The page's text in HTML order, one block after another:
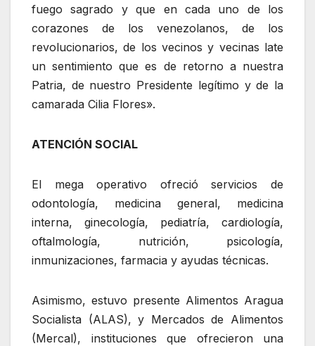
fuego sagrado y que en cada uno de los
corazones de los venezolanos, de los
revolucionarios, de los vecinos y vecinas late
un sentimiento que es de retorno a nuestra
Patria, de nuestro Presidente legítimo y de la
camarada Cilia Flores».
ATENCIÓN SOCIAL
El mega operativo ofreció servicios de
odontología, medicina general, medicina
interna, ginecología, pediatría, cardiología,
oftalmología, nutrición, psicología,
inmunizaciones, farmacia y ayudas técnicas.
Asimismo, estuvo presente Alimentos Aragua
Socialista (ALAS), y Mercados de Alimentos
(Mercal), instituciones que ofrecieron una